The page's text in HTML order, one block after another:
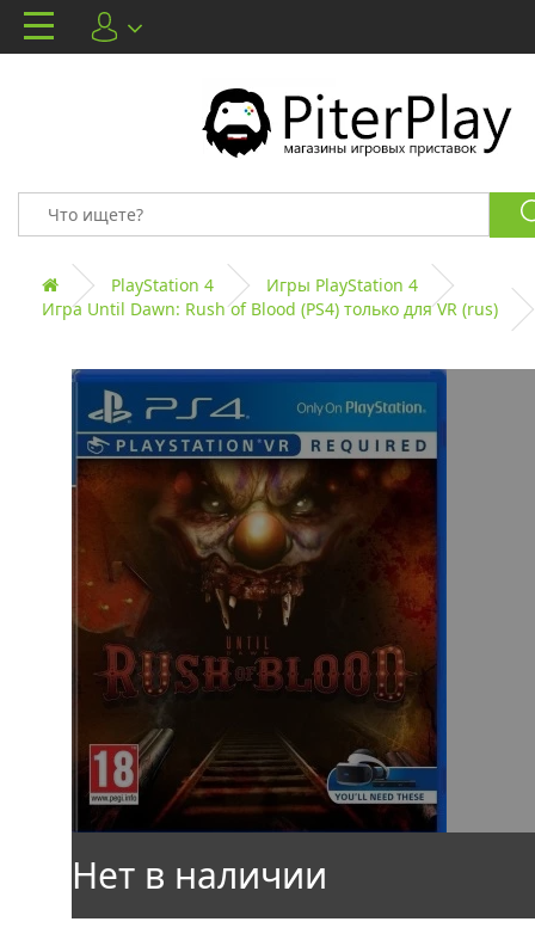
PlayStation 4
Игры PlayStation 4
Игра Until Dawn: Rush of Blood (PS4) только для VR (rus)